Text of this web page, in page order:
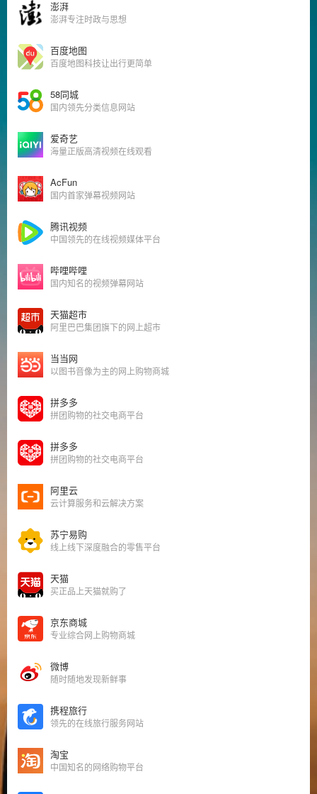
澎湃
澎湃专注时政与思想
百度地图
百度地图科技让出行更简单
58同城
国内领先分类信息网站
爱奇艺
海量正版高清视频在线观看
AcFun
国内首家弹幕视频网站
腾讯视频
中国领先的在线视频媒体平台
哔哩哔哩
国内知名的视频弹幕网站
天猫超市
阿里巴巴集团旗下的网上超市
当当网
以图书音像为主的网上购物商城
拼多多
拼团购物的社交电商平台
拼多多
拼团购物的社交电商平台
阿里云
云计算服务和云解决方案
苏宁易购
线上线下深度融合的零售平台
天猫
买正品上天猫就购了
京东商城
专业综合网上购物商城
微博
随时随地发现新鲜事
携程旅行
领先的在线旅行服务网站
淘宝
中国知名的网络购物平台